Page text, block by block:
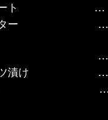
コレート …
ンバター …
ッツ …
チミツ漬け …
合わせ …